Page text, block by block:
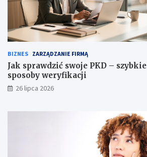
BIZNES ZARZĄDZANIE FIRMĄ
Jak sprawdzić swoje PKD – szybkie
sposoby weryfikacji
26 lipca 2026